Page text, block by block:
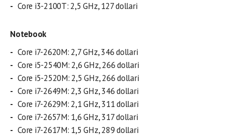
Core i3-2100T: 2,5 GHz, 127 dollari
Notebook
Core i7-2620M: 2,7 GHz, 346 dollari
Core i5-2540M: 2,6 GHz, 266 dollari
Core i5-2520M: 2,5 GHz, 266 dollari
Core i7-2649M: 2,3 GHz, 346 dollari
Core i7-2629M: 2,1 GHz, 311 dollari
Core i7-2657M: 1,6 GHz, 317 dollari
Core i7-2617M: 1,5 GHz, 289 dollari